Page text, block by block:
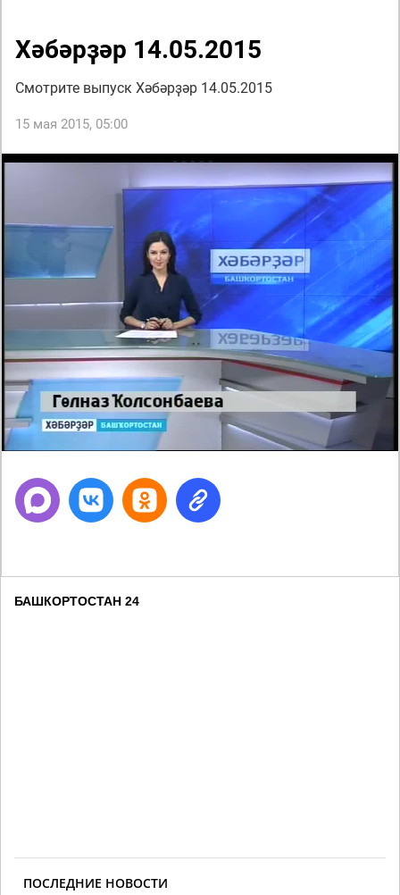
Хәбәрҙәр 14.05.2015
Смотрите выпуск Хәбәрҙәр 14.05.2015
15 мая 2015, 05:00
БАШКОРТОСТАН 24
ПОСЛЕДНИЕ НОВОСТИ